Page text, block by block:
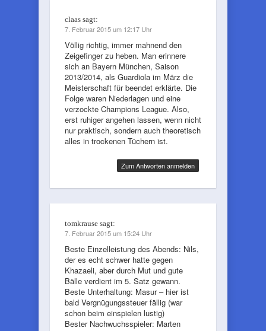
claas sagt:
7. Februar 2015 um 12:17 Uhr
Völlig richtig, immer mahnend den
Zeigefinger zu heben. Man erinnere
sich an Bayern München, Saison
2013/2014, als Guardiola im März die
Meisterschaft für beendet erklärte. Die
Folge waren Niederlagen und eine
verzockte Champions League. Also,
erst ruhiger angehen lassen, wenn nicht
nur praktisch, sondern auch theoretisch
alles in trockenen Tüchern ist.
Zum Antworten anmelden
tomkrause sagt:
7. Februar 2015 um 15:24 Uhr
Beste Einzelleistung des Abends: Nils,
der es echt schwer hatte gegen
Khazaeli, aber durch Mut und gute
Bälle verdient im 5. Satz gewann.
Beste Unterhaltung: Masur – hier ist
bald Vergnügungssteuer fällig (war
schon beim einspielen lustig)
Bester Nachwuchsspieler: Marten